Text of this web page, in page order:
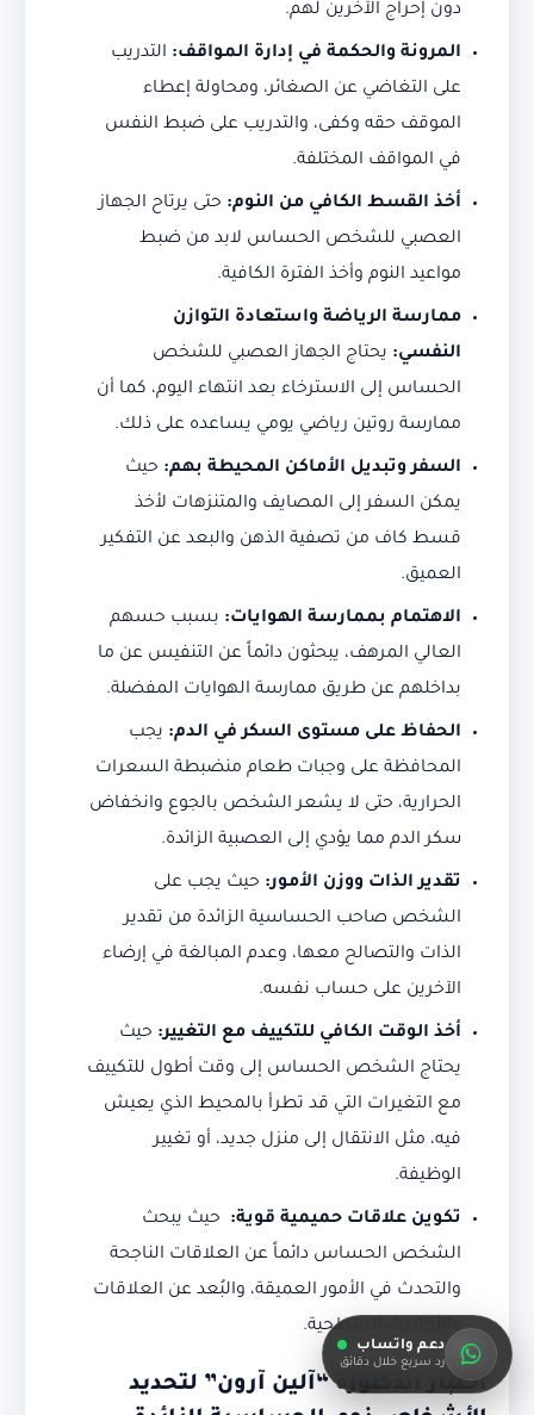
دون إحراج الآخرين لهم.
المرونة والحكمة في إدارة المواقف: التدريب
على التغاضي عن الصغائر، ومحاولة إعطاء
الموقف حقه وكفى، والتدريب على ضبط النفس
في المواقف المختلفة.
أخذ القسط الكافي من النوم: حتى يرتاح الجهاز
العصبي للشخص الحساس لابد من ضبط
مواعيد النوم وأخذ الفترة الكافية.
ممارسة الرياضة واستعادة التوازن
النفسي: يحتاج الجهاز العصبي للشخص
الحساس إلى الاسترخاء بعد انتهاء اليوم، كما أن
ممارسة روتين رياضي يومي يساعده على ذلك.
السفر وتبديل الأماكن المحيطة بهم: حيث
يمكن السفر إلى المصايف والمتنزهات لأخذ
قسط كاف من تصفية الذهن والبعد عن التفكير
العميق.
الاهتمام بممارسة الهوايات: بسبب حسهم
العالي المرهف، يبحثون دائماً عن التنفيس عن ما
بداخلهم عن طريق ممارسة الهوايات المفضلة.
الحفاظ على مستوى السكر في الدم: يجب
المحافظة على وجبات طعام منضبطة السعرات
الحرارية، حتى لا يشعر الشخص بالجوع وانخفاض
سكر الدم مما يؤدي إلى العصبية الزائدة.
تقدير الذات ووزن الأمور: حيث يجب على
الشخص صاحب الحساسية الزائدة من تقدير
الذات والتصالح معها، وعدم المبالغة في إرضاء
الآخرين على حساب نفسه.
أخذ الوقت الكافي للتكييف مع التغيير: حيث
يحتاج الشخص الحساس إلى وقت أطول للتكييف
مع التغيرات التي قد تطرأ بالمحيط الذي يعيش
فيه، مثل الانتقال إلى منزل جديد، أو تغيير
الوظيفة.
تكوين علاقات حميمية قوية:
حيث يبحث
الشخص الحساس دائماً عن العلاقات الناجحة
والتحدث في الأمور العميقة، والبُعد عن العلاقات
والأحاديث السطحية.
اختبار الدكتورة “آلين آرون” لتحديد
دعم واتساب
رد سريع خلال دقائق